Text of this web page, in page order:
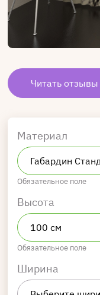
Читать отзывы
Материал
Обязательное поле
Высота
Обязательное поле
Ширина